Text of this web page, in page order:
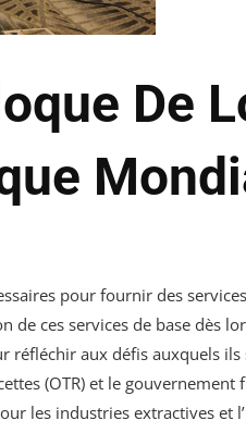
De
pour fournir des
ces services de base dès
aux défis auxquels
(OTR) et le
les industries extractives et